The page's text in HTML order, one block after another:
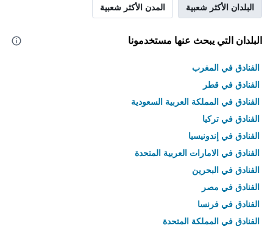
البلدان الأكثر شعبية المدن الأكثر شعبية
البلدان التي يبحث عنها مستخدمونا
الفنادق في المغرب
الفنادق في قطر
الفنادق في المملكة العربية السعودية
الفنادق في تركيا
الفنادق في إندونيسيا
الفنادق في الامارات العربية المتحدة
الفنادق في البحرين
الفنادق في مصر
الفنادق في فرنسا
الفنادق في المملكة المتحدة